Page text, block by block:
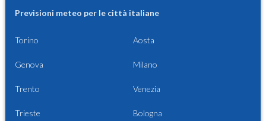
Previsioni meteo per le città italiane
Torino Aosta
Genova Milano
Trento Venezia
Trieste Bologna